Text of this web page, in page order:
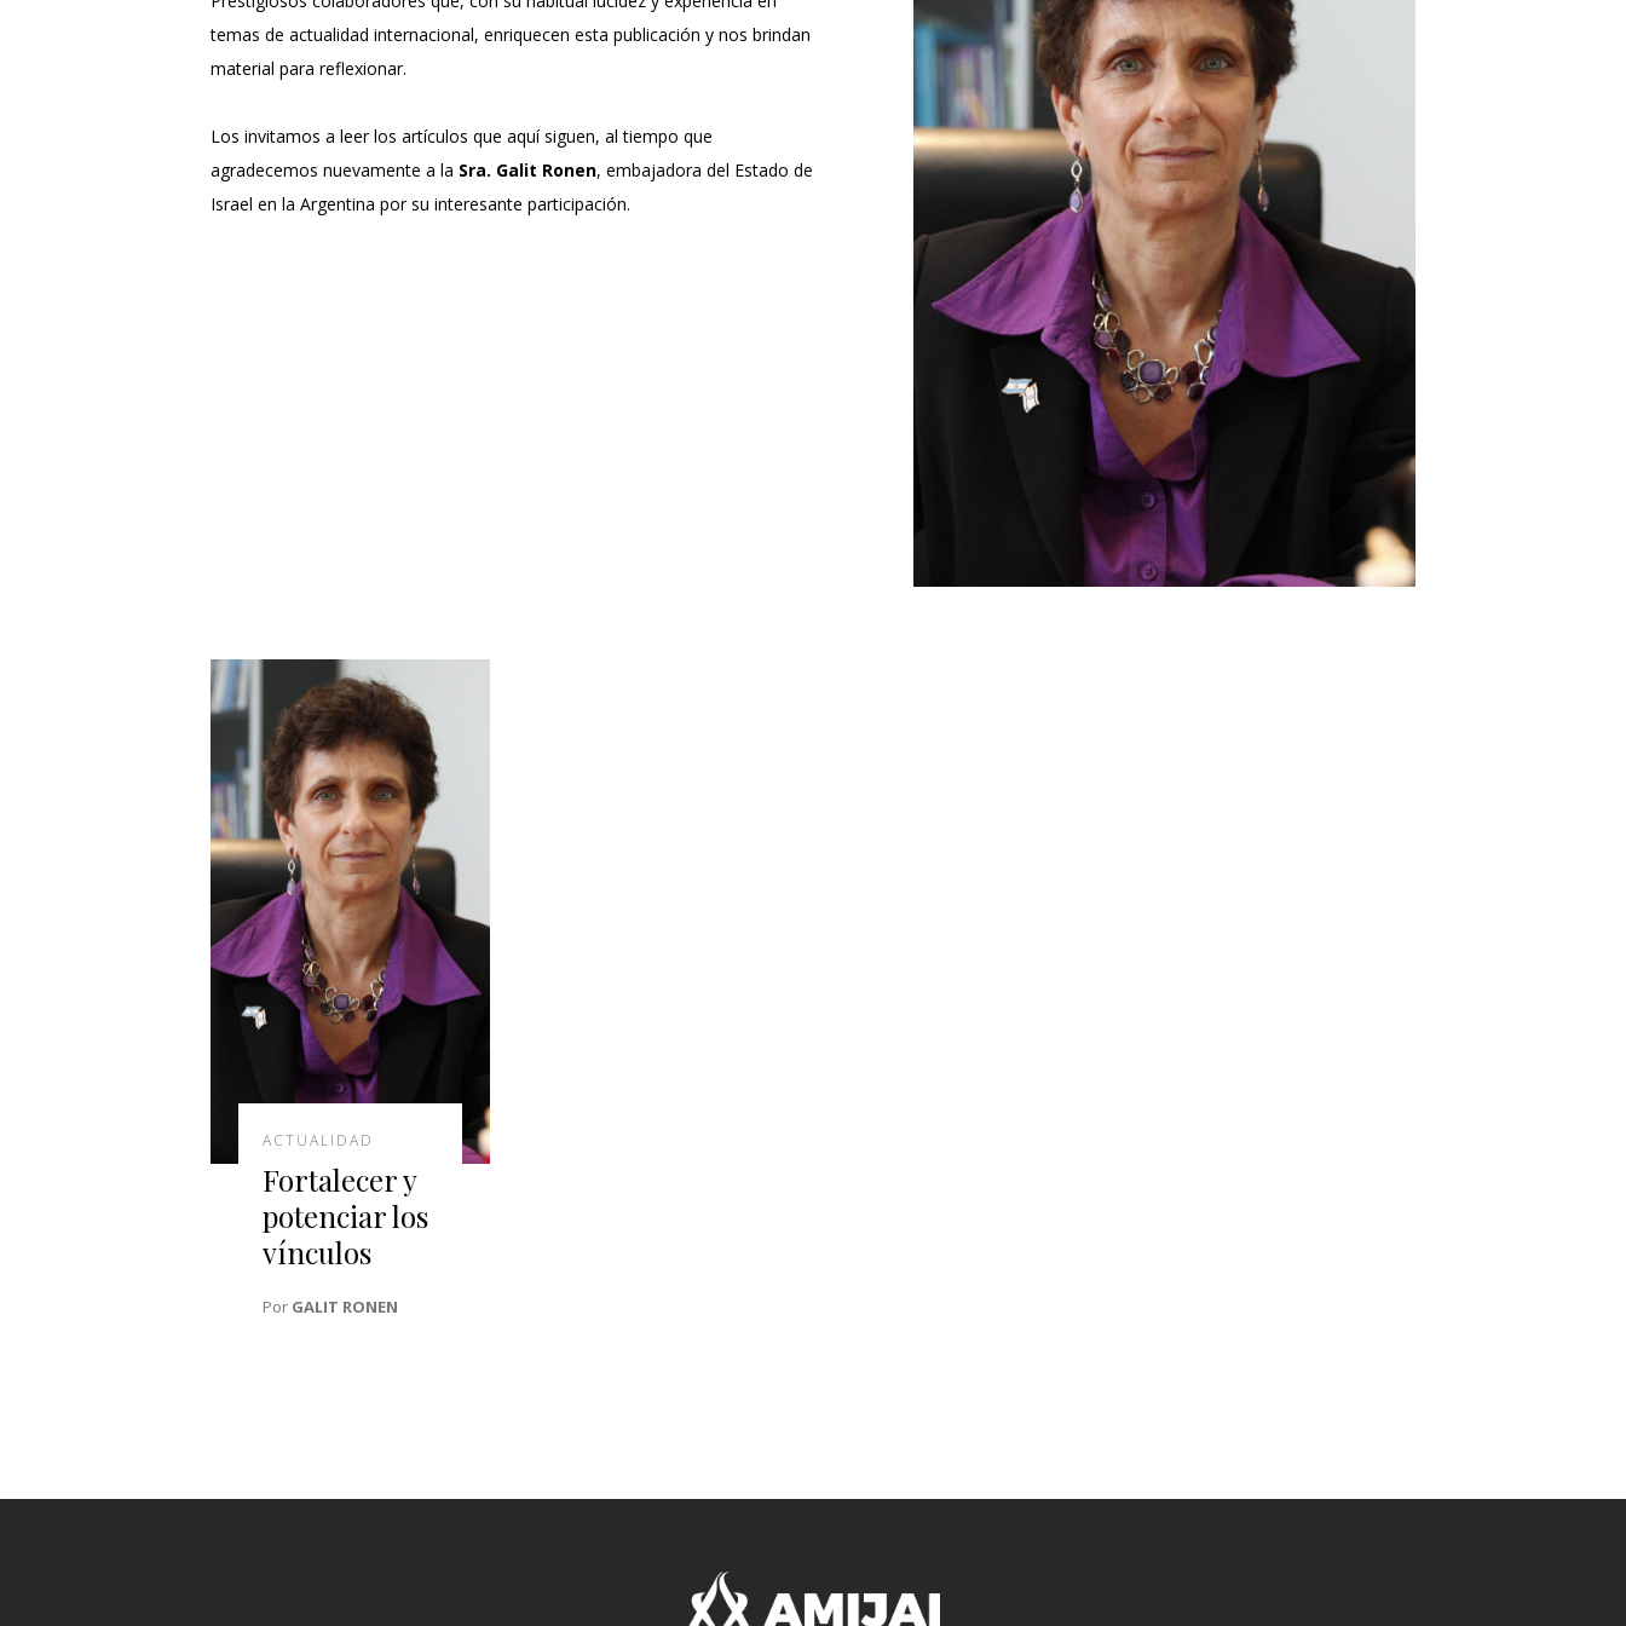
temas de actualidad internacional, enriquecen esta publicación y nos brindan
material para reflexionar.
Los invitamos a leer los artículos que aquí siguen, al tiempo que
agradecemos nuevamente a la Sra. Galit Ronen, embajadora del Estado de
Israel en la Argentina por su interesante participación.
ACTUALIDAD
Fortalecer y
potenciar los
vínculos
Por GALIT RONEN